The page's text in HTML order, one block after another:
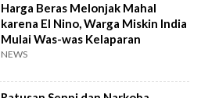
Harga Beras Melonjak Mahal
karena El Nino, Warga Miskin India
Mulai Was-was Kelaparan
NEWS